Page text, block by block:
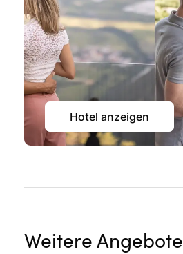
Hotel anzeigen
Weitere Angebote